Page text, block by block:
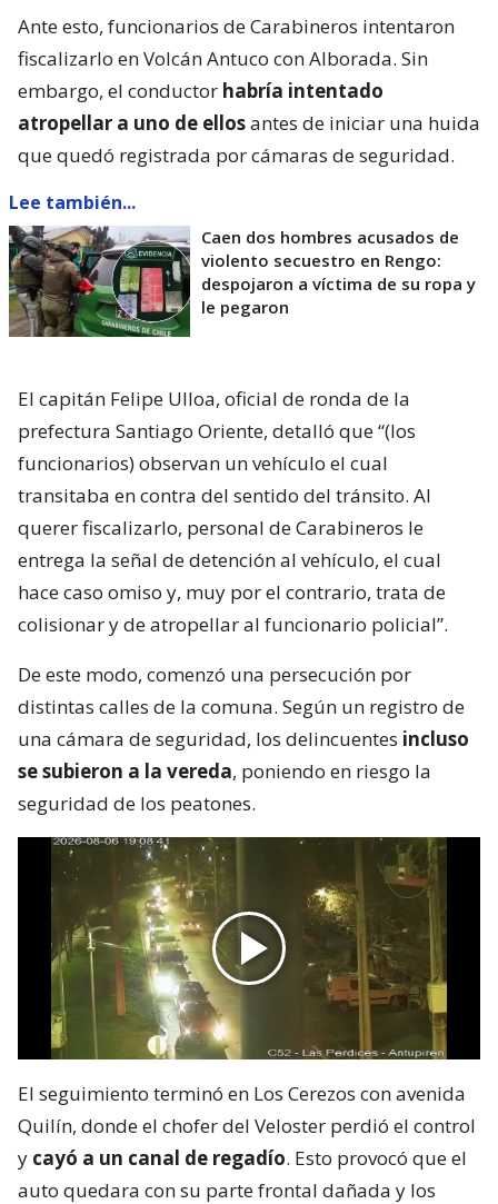
Ante esto, funcionarios de Carabineros intentaron
fiscalizarlo en Volcán Antuco con Alborada. Sin
embargo, el conductor habría intentado
atropellar a uno de ellosantes de iniciar una huida
que quedó registrada por cámaras de seguridad.
Lee también...
Caen dos hombres acusados de
violento secuestro en Rengo:
despojaron a víctima de su ropa y
le pegaron
El capitán Felipe Ulloa, oficial de ronda de la
prefectura Santiago Oriente, detalló que “(los
funcionarios) observan un vehículo el cual
transitaba en contra del sentido del tránsito. Al
querer fiscalizarlo, personal de Carabineros le
entrega la señal de detención al vehículo, el cual
hace caso omiso y, muy por el contrario, trata de
colisionar y de atropellar al funcionario policial”.
De este modo, comenzó una persecución por
distintas calles de la comuna. Según un registro de
una cámara de seguridad, los delincuentes incluso
se subieron a la vereda, poniendo en riesgo la
seguridad de los peatones.
El seguimiento terminó en Los Cerezos con avenida
Quilín, donde el chofer del Veloster perdió el control
y cayó a un canal de regadío. Esto provocó que el
auto quedara con su parte frontal dañada y los